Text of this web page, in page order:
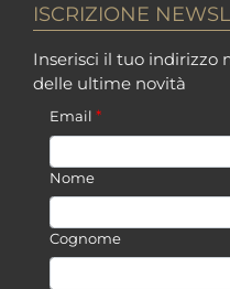
ISCRIZIONE
Inserisci il tuo indirizzo
delle ultime novità
Email *
Nome
Cognome